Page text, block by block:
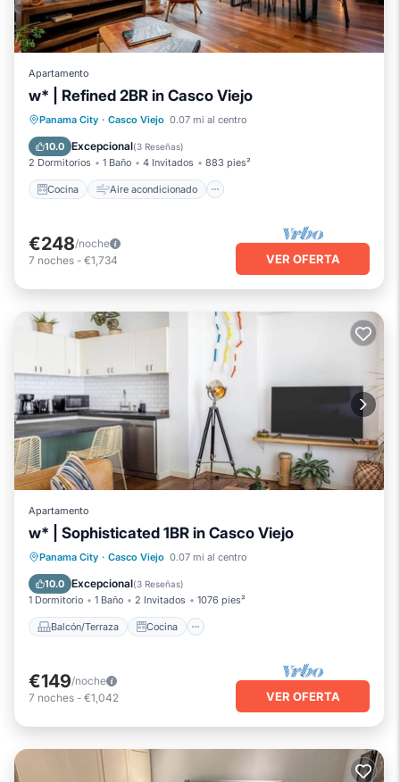
Apartamento
w* | Refined 2BR in Casco Viejo
Panama City · Casco Viejo 0.07 mi al centro
10.0 Excepcional(3 Reseñas)
2 Dormitorios 1 Baño 4 Invitados 883 pies²
Cocina Aire acondicionado
Cocina Aire acondicionado
Accesible en silla de ruedas
€248/noche
7 noches - €1,734 VER OFERTA
Apartamento
w* | Sophisticated 1BR in Casco Viejo
Panama City · Casco Viejo 0.07 mi al centro
10.0 Excepcional(3 Reseñas)
1 Dormitorio 1 Baño 2 Invitados 1076 pies²
Balcón/Terraza Cocina
Balcón/Terraza
Cocina
Aire acondicionado
€149/noche
7 noches - €1,042 VER OFERTA